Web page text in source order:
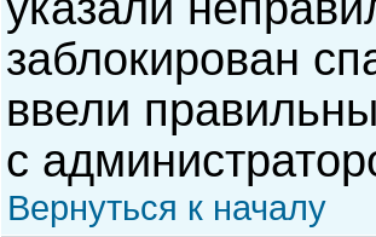
заблокирован
ввели
с
Вернуться к началу